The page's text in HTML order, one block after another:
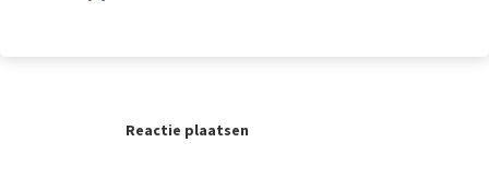
Reactie plaatsen